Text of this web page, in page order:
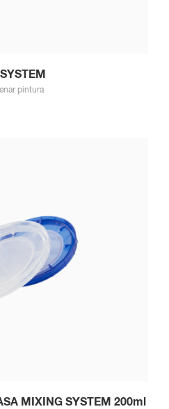
pintura
MIXING SYSTEM 200ml